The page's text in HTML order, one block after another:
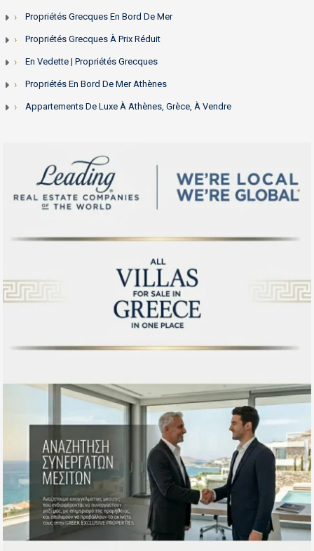
Propriétés Grecques En Bord De Mer
Propriétés Grecques À Prix Réduit
En Vedette | Propriétés Grecques
Propriétés En Bord De Mer Athènes
Appartements De Luxe À Athènes, Grèce, À Vendre